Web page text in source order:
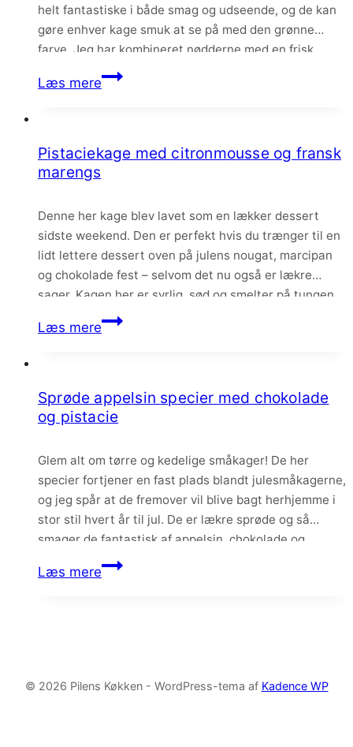
helt fantastiske i både smag og udseende, og de kan
gøre enhver kage smuk at se på med den grønne
farve. Jeg har kombineret nødderne med en frisk
myntechokolade i disse kæmpe cookies. De er…
Læs mereCookies
pistacie
Pistaciekage med citronmousse og fransk
marengs
Denne her kage blev lavet som en lækker dessert
sidste weekend. Den er perfekt hvis du trænger til en
lidt lettere dessert oven på julens nougat, marcipan
og chokolade fest – selvom det nu også er lækre
sager. Kagen her er syrlig, sød og smelter på tungen.
Hvis du i forvejen er vild med den…
Læs merePistaciekage
fransk
Sprøde appelsin specier med chokolade
og pistacie
Glem alt om tørre og kedelige småkager! De her
specier fortjener en fast plads blandt julesmåkagerne,
og jeg spår at de fremover vil blive bagt herhjemme i
stor stil hvert år til jul. De er lækre sprøde og så
smager de fantastisk af appelsin, chokolade og
pistacie. Selvom jeg elsker krydrede småkager som
pebernødder og brunkager,…
Læs mereSprøde
© 2026 Pilens Køkken - WordPress-tema af Kadence WP